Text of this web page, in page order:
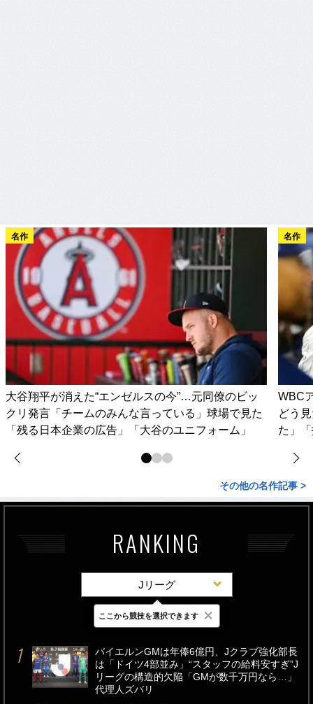
名作
大谷翔平が消えた“エンゼルスの今”…元同僚のビッ
クリ発言「チームのみんな言っている」球場で見た
「残る日本企業の広告」「大谷のユニフォーム」
名作
WBC
どう
た」
その他の名作記事 >
RANKING
Jリーグ
最新 24時間 週間
バイエルンGMは年俸6億円、Jクラブ強化部長
は「ドイツ4部並み」“スタッフの給料安すぎ”J
リーグの構造的欠陥「GMが数千万円なら…」
代理人ズバリ
ここから競技を選択できます ×